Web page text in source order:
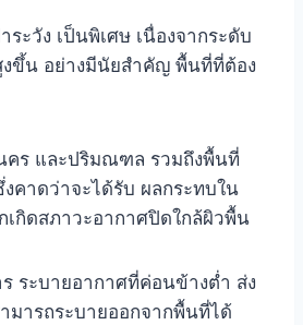
ระวัง เป็นพิเศษ เนื่องจากระดับ
ขึ้น อย่างมีนัยสำคัญ พื้นที่ที่ต้อง
คร และปริมณฑล รวมถึงพื้นที่
คาดว่าจะได้รับ ผลกระทบใน
เกิดสภาวะอากาศปิดใกล้ผิวพื้น
ระบายอากาศที่ค่อนข้างต่ำ ส่ง
มารถระบายออกจากพื้นที่ได้